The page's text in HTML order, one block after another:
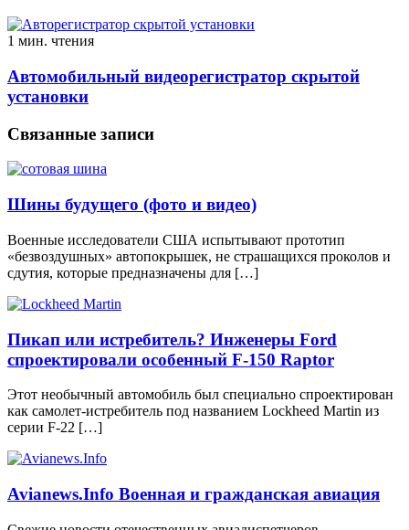
1 мин. чтения
Автомобильный видеорегистратор скрытой
установки
Связанные записи
Шины будущего (фото и видео)
Военные исследователи США испытывают прототип
«безвоздушных» автопокрышек, не страшащихся проколов и
сдутия, которые предназначены для […]
Пикап или истребитель? Инженеры Ford
спроектировали особенный F-150 Raptor
Этот необычный автомобиль был специально спроектирован
как самолет-истребитель под названием Lockheed Martin из
серии F-22 […]
Avianews.Info Военная и гражданская авиация